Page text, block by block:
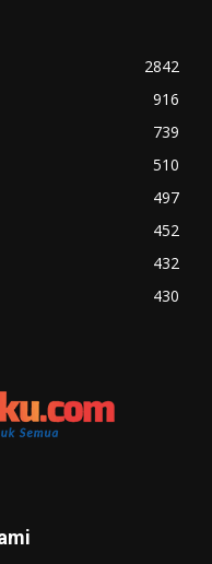
2842
916
739
510
497
452
432
430